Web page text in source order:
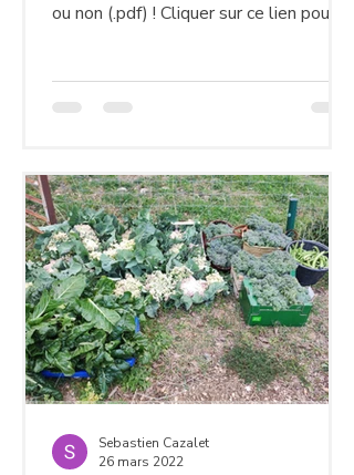
ou non (.pdf) ! Cliquer sur ce lien pour
Sebastien Cazalet
26 mars 2022